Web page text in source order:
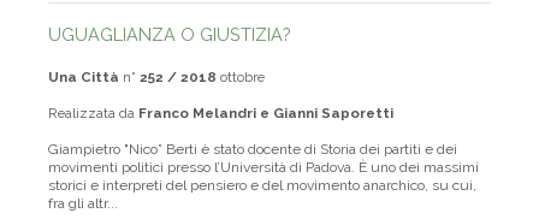
UGUAGLIANZA O GIUSTIZIA?
Una Città n° 252 / 2018 ottobre
Realizzata da Franco Melandri e Gianni Saporetti
Giampietro "Nico” Berti è stato docente di Storia dei partiti e dei
movimenti politici presso l’Università di Padova. È uno dei massimi
storici e interpreti del pensiero e del movimento anarchico, su cui,
fra gli altr...